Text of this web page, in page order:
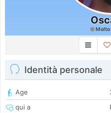
Molto
Identità personale
Age
qui a